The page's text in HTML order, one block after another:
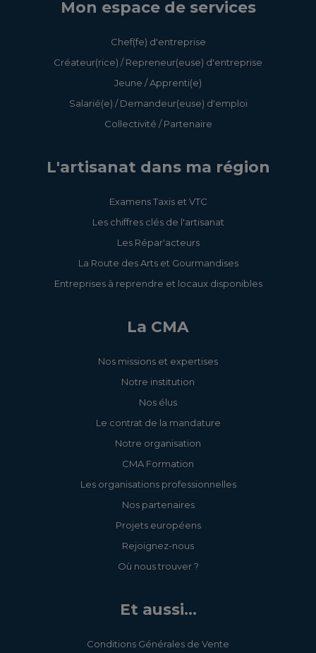
Mon espace de services
Chef(fe) d'entreprise
Créateur(rice) / Repreneur(euse) d'entreprise
Jeune / Apprenti(e)
Salarié(e) / Demandeur(euse) d'emploi
Collectivité / Partenaire
L'artisanat dans ma région
Examens Taxis et VTC
Les chiffres clés de l'artisanat
Les Répar'acteurs
La Route des Arts et Gourmandises
Entreprises à reprendre et locaux disponibles
La CMA
Nos missions et expertises
Notre institution
Nos élus
Le contrat de la mandature
Notre organisation
CMA Formation
Les organisations professionnelles
Nos partenaires
Projets européens
Rejoignez-nous
Où nous trouver ?
Et aussi...
Conditions Générales de Vente